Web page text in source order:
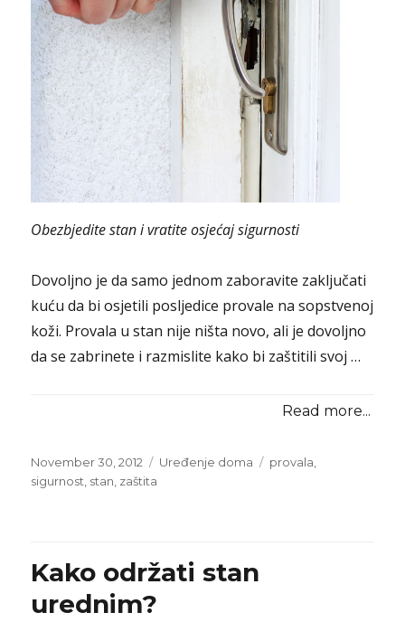
Obezbjedite stan i vratite osjećaj sigurnosti
Dovoljno je da samo jednom zaboravite zaključati
kuću da bi osjetili posljedice provale na sopstvenoj
koži. Provala u stan nije ništa novo, ali je dovoljno
da se zabrinete i razmislite kako bi zaštitili svoj …
Read more...
Posted
on
November 30, 2012 Categories
Uređenje doma Tags
provala
sigurnost stan zaštita
Kako održati stan
urednim?